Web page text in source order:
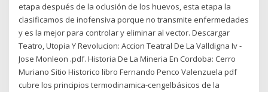
etapa después de la oclusión de los huevos, esta etapa la
clasificamos de inofensiva porque no transmite enfermedades
y es la mejor para controlar y eliminar al vector. Descargar
Teatro, Utopia Y Revolucion: Accion Teatral De La Valldigna Iv -
Jose Monleon .pdf. Historia De La Mineria En Cordoba: Cerro
Muriano Sitio Historico libro Fernando Penco Valenzuela pdf
cubre los principios termodinamica-cengelbásicos de la